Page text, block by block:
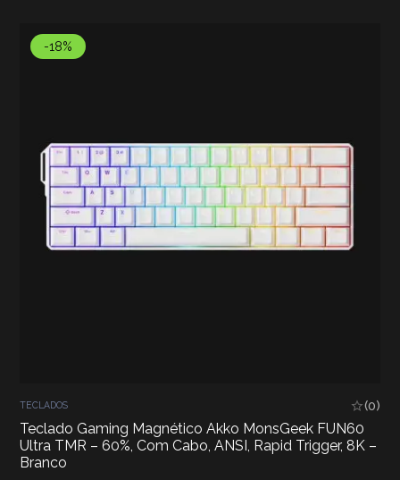
-18%
TECLADOS (0)
Teclado Gaming Magnético Akko MonsGeek FUN60
Ultra TMR – 60%, Com Cabo, ANSI, Rapid Trigger, 8K –
Branco